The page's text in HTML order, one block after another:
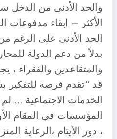
والحد الأدنى من الدخل
الأكثر – إبقاء مدفوعات
الحد الأدنى على الرغم
بدلاً من دعم الدولة
والمتقاعدين والفقراء ،
قد “تقدم فرصة
الخدمات الاجتماعية …
المؤسسات في المقام
، دور الأيتام ،الرعاية